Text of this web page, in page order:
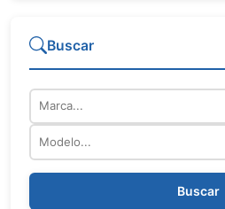
Buscar
Marca
Modelo
Buscar